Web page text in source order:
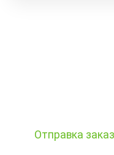
Отправка